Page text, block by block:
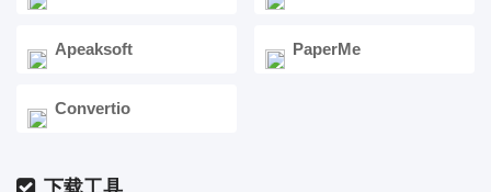
Apeaksoft PaperMe
Convertio
下载工具